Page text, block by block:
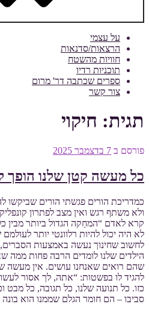
על עצמי
הרצאות/סדנאות
חוויות מהשטח
תוכניות רדיו
ספרים שכתבה דר' מרום
צור קשר
תגית: חיקוי
פורסם ב 7 בדצמבר 2025
כל מעשה קטן שלנו הופך
כמדריכת הורים פגשתי הורים שביקשו
ולא משתף רגש ואין מצב לפתרון
קרא לאדם “המחַקה הגדול ביותר מבין
לא היה יכול להיות רלוונטי יותר
לחשוב שחינוך נעשה באמצעות הסברים,
הילדים שלנו לומדים הרבה פחות ממה
שהם רואים שאנחנו עושים. אין מעשה
להגיד לו בפשטות: “אתה, לך אסור
כזו. כל תנועה שלנו, כל תגובה, כל מבט
סביבו – הם חומר הגלם שממנו הוא